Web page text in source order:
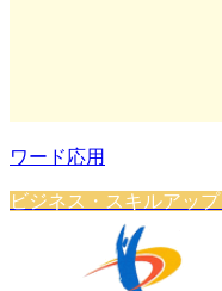
ワード応用
ビジネス・スキルアップ